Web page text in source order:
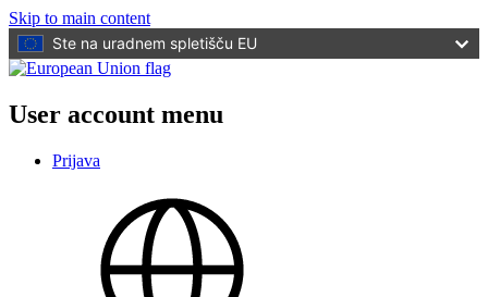
Skip to main content
Ste na uradnem spletišču EU
User account menu
Prijava